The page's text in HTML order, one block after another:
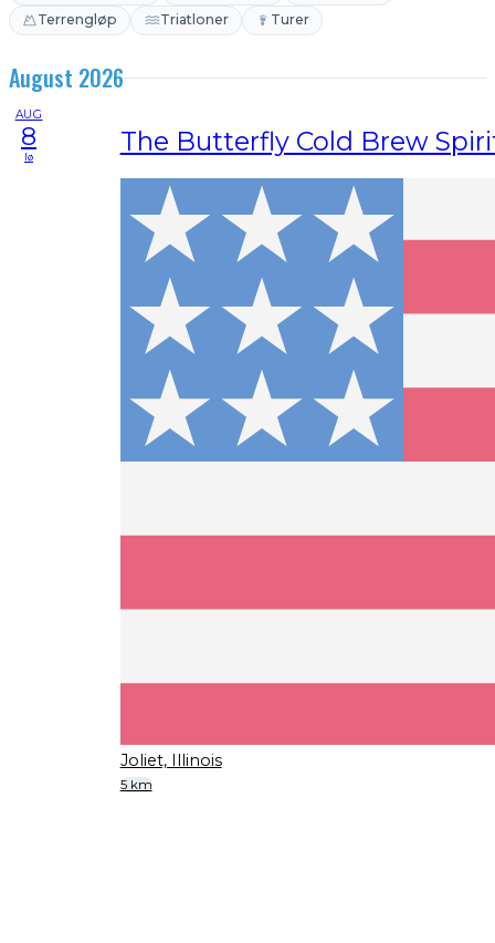
Terrengløp
Triatloner Turer
August 2026
AUG
8
lø The Butterfly Cold Brew
Joliet, Illinois
5 km